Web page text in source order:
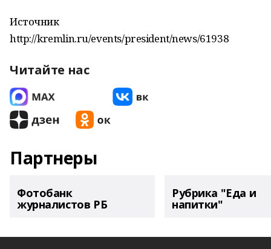
Источник
http://kremlin.ru/events/president/news/61938
Читайте нас
Партнеры
Фотобанк
журналистов РБ
Рубрика "Еда и
напитки"